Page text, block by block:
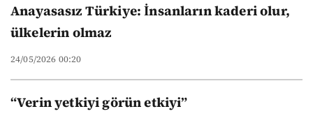
Anayasasız Türkiye: İnsanların kaderi olur,
ülkelerin olmaz
24/05/2026 00:20
“Verin yetkiyi görün etkiyi”